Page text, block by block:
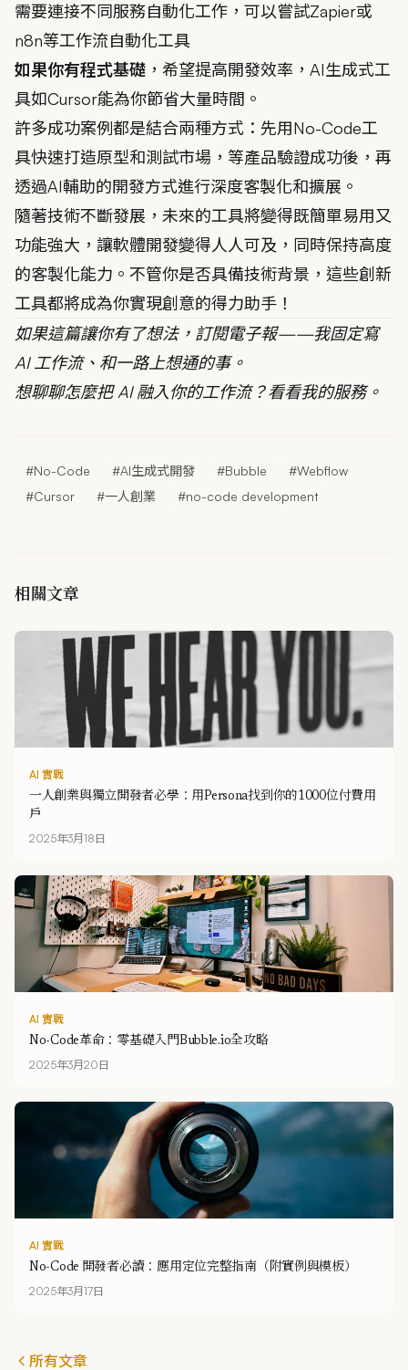
需要連接不同服務自動化工作，可以嘗試Zapier或
n8n等工作流自動化工具
如果你有程式基礎 ，希望提高開發效率，AI生成式工
具如Cursor能為你節省大量時間。
許多成功案例都是結合兩種方式：先用No-Code工
具快速打造原型和測試市場，等產品驗證成功後，再
透過AI輔助的開發方式進行深度客製化和擴展。
隨著技術不斷發展，未來的工具將變得既簡單易用又
功能強大，讓軟體開發變得人人可及，同時保持高度
的客製化能力。不管你是否具備技術背景，這些創新
工具都將成為你實現創意的得力助手！
如果這篇讓你有了想法， 訂閱電子報——我固定寫
AI 工作流、和一路上想通的事。
想聊聊怎麼把 AI 融入你的工作流？看看我的服務。
#No-Code #AI生成式開發 #Bubble
#Webflow
#Cursor
#一人創業 #no-code development
相關文章
AI 實戰
一人創業與獨立開發者必學：用Persona找到你的1000位付費用
戶
2025年3月18日
AI 實戰
No-Code革命：零基礎入門Bubble.io全攻略
2025年3月20日
AI 實戰
No-Code 開發者必讀：應用定位完整指南（附實例與模板）
2025年3月17日
所有文章